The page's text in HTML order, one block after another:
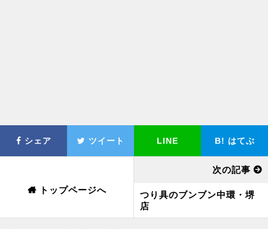
シェア ツイート LINE B! はてぶ
トップページへ
次の記事
つり具のブンブン中環・堺
店